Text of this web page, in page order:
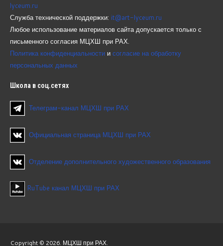
lyceum.ru
Служба технической поддержки: it@art-lyceum.ru
Любое использование материалов сайта допускается только с
письменного согласия МЦХШ при РАХ.
Политика конфиденциальности и согласие на обработку
персональных данных
Школа в соц.сетях
Телеграм-канал МЦХШ при РАХ
Официальная страница МЦХШ при РАХ
Отделение дополнительного художественного образования
RuTube канал МЦХШ при РАХ
Copyright © 2026. МЦХШ при РАХ.